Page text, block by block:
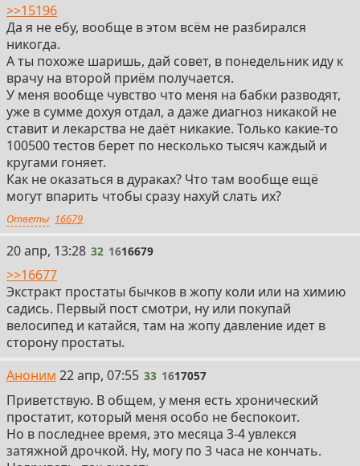
>>15196
Да я не ебу, вообще в этом всём не разбирался
никогда.
А ты похоже шаришь, дай совет, в понедельник иду к
врачу на второй приём получается.
У меня вообще чувство что меня на бабки разводят,
уже в сумме дохуя отдал, а даже диагноз никакой не
ставит и лекарства не даёт никакие. Только какие-то
100500 тестов берет по несколько тысяч каждый и
кругами гоняет.
Как не оказаться в дураках? Что там вообще ещё
могут впарить чтобы сразу нахуй слать их?
Ответы 16679
32
20 апр, 13:28 32 1616679
>>16677
Экстракт простаты бычков в жопу коли или на химию
садись. Первый пост смотри, ну или покупай
велосипед и катайся, там на жопу давление идет в
сторону простаты.
Аноним 33
22 апр, 07:55 33 1617057
Приветствую. В общем, у меня есть хронический
простатит, который меня особо не беспокоит.
Но в последнее время, это месяца 3-4 увлекся
затяжной дрочкой. Ну, могу по 3 часа не кончать.